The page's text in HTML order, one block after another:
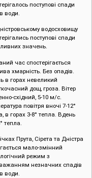
поступові спади
води.
водосховищу
поступові спади
значень.
час спостерігається
хмарність. Без опадів.
в горах невеликий
дощ, гроза. Вітер
східний, 5-10 м/с.
повітря вночі 7-12°
в горах 3-8° тепла. Вдень
тепла.
Прута, Сірета та Дністра
мало-змінний
режим з
незначних спадів
води.